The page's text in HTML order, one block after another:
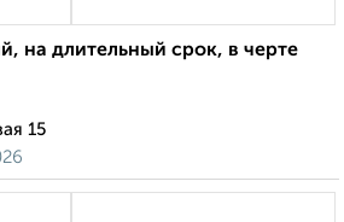
на длительный срок, в черте
15